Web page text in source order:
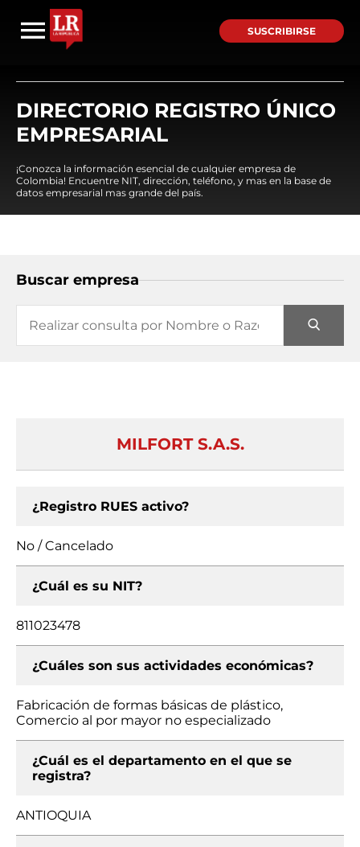
SUSCRIBIRSE
DIRECTORIO REGISTRO ÚNICO
EMPRESARIAL
¡Conozca la información esencial de cualquier empresa de
Colombia! Encuentre NIT, dirección, teléfono, y mas en la base de
datos empresarial mas grande del país.
Buscar empresa
MILFORT S.A.S.
¿Registro RUES activo?
No / Cancelado
¿Cuál es su NIT?
811023478
¿Cuáles son sus actividades económicas?
Fabricación de formas básicas de plástico,
Comercio al por mayor no especializado
¿Cuál es el departamento en el que se
registra?
ANTIOQUIA